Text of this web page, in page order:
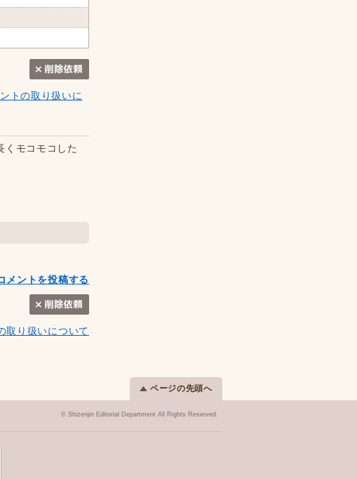
トの取り扱いに
くモコモコした
メントを投稿する
取り扱いについて
ページの先頭へ
© Shizenjin Editorial Department All Rights Reserved.